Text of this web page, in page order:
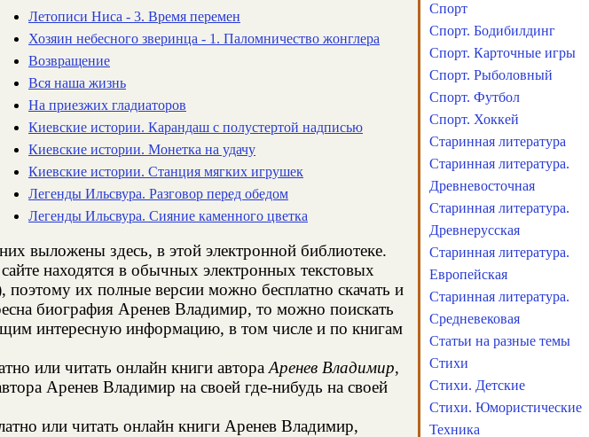
Летописи Ниса - 3. Время перемен
Хозяин небесного зверинца - 1. Паломничество жонглера
Возвращение
Вся наша жизнь
На приезжих гладиаторов
Киевские истории. Карандаш с полустертой надписью
Киевские истории. Монетка на удачу
Киевские истории. Станция мягких игрушек
Легенды Ильсвура. Разговор перед обедом
Легенды Ильсвура. Сияние каменного цветка
выложены здесь, в этой электронной библиотеке.
находятся в обычных электронных текстовых
их полные версии можно бесплатно скачать и
биография Аренев Владимир, то можно поискать
интересную информацию, в том числе и по книгам
или читать онлайн книги автора Аренев Владимир,
Аренев Владимир на своей где-нибудь на своей
или читать онлайн книги Аренев Владимир,
Спорт
Спорт. Бодибилдинг
Спорт. Карточные игры
Спорт. Рыболовный
Спорт. Футбол
Спорт. Хоккей
Старинная литература
Старинная литература.
Древневосточная
Старинная литература.
Древнерусская
Старинная литература.
Европейская
Старинная литература.
Средневековая
Статьи на разные темы
Стихи
Стихи. Детские
Стихи. Юмористические
Техника